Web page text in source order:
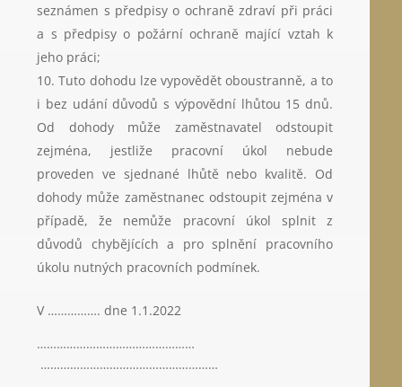
seznámen s předpisy o ochraně zdraví při práci
a s předpisy o požární ochraně mající vztah k
jeho práci;
Tuto dohodu lze vypovědět oboustranně, a to
i bez udání důvodů s výpovědní lhůtou 15 dnů.
Od dohody může zaměstnavatel odstoupit
zejména, jestliže pracovní úkol nebude
proveden ve sjednané lhůtě nebo kvalitě. Od
dohody může zaměstnanec odstoupit zejména v
případě, že nemůže pracovní úkol splnit z
důvodů chybějících a pro splnění pracovního
úkolu nutných pracovních podmínek.
V ……………. dne 1.1.2022
…………………………………………
………………………………………………